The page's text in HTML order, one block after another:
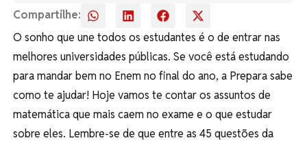
Compartilhe:
O sonho que une todos os estudantes é o de entrar nas
melhores universidades públicas. Se você está estudando
para mandar bem no Enem no final do ano, a Prepara sabe
como te ajudar! Hoje vamos te contar os assuntos de
matemática que mais caem no exame e o que estudar
sobre eles. Lembre-se de que entre as 45 questões da